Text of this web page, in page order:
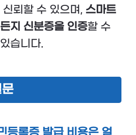
뢰할 수 있으며, 스마트
지 신분증을 인증할 수
습니다.